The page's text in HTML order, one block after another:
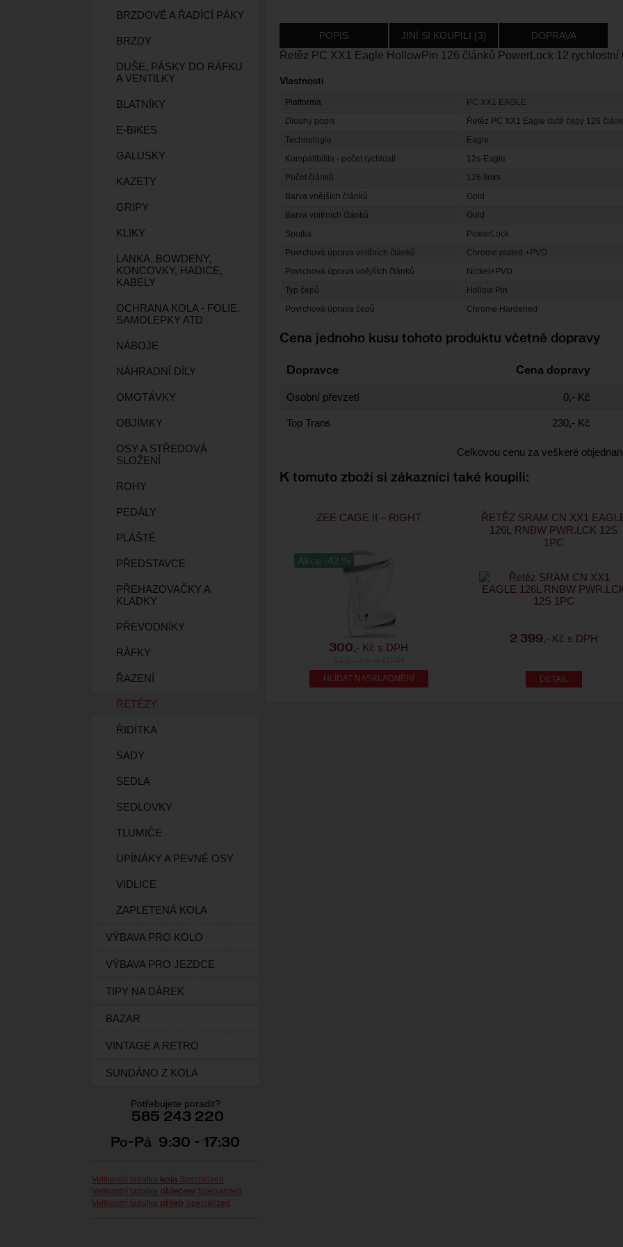
BRZDOVÉ A ŘADÍCÍ PÁKY
BRZDY
DUŠE, PÁSKY DO RÁFKU
A VENTILKY
BLATNÍKY
E-BIKES
GALUSKY
KAZETY
GRIPY
KLIKY
LANKA, BOWDENY,
KONCOVKY, HADICE,
KABELY
OCHRANA KOLA - FOLIE,
SAMOLEPKY ATD
NÁBOJE
NÁHRADNÍ DÍLY
OMOTÁVKY
OBJÍMKY
OSY A STŘEDOVÁ
SLOŽENÍ
ROHY
PEDÁLY
PLÁŠTĚ
PŘEDSTAVCE
PŘEHAZOVAČKY A
KLADKY
PŘEVODNÍKY
RÁFKY
ŘAZENÍ
ŘETĚZY
ŘIDÍTKA
SADY
SEDLA
SEDLOVKY
TLUMIČE
UPÍNÁKY A PEVNÉ OSY
VIDLICE
ZAPLETENÁ KOLA
VÝBAVA PRO KOLO
VÝBAVA PRO JEZDCE
TIPY NA DÁREK
BAZAR
VINTAGE A RETRO
SUNDÁNO Z KOLA
Potřebujete poradit?
585 243 220
Po-Pá 9:30 - 17:30
Velikostní tabulka kola Specialized
Velikostní tabulka oblečení Specialized
Velikostní tabulka přileb Specialized
POPIS JINÍ SI KOUPILI (3) DOPRAVA
Řetěz PC XX1 Eagle HollowPin 126 článků PowerLock 12 rychlostní
Vlastnosti
Platforma
PC XX1 EAGLE
Dlouhý popis
Řetěz PC XX1 Eagle duté čepy 126
Technologie
Eagle
Kompatibilita - počet rychlostí
12s-Eagle
Počet článků
126 links
Barva vnějších článků
Gold
Barva vnitřních článků
Gold
Spojka
PowerLock
Povrchová úprava vnitřních článků
Chrome plated +PVD
Povrchová úprava vnějších článků
Nickel+PVD
Typ čepů
Hollow Pin
Povrchová úprava čepů
Chrome Hardened
Cena jednoho kusu tohoto produktu včetně dopravy
Dopravce Cena dopravy
Osobní převzetí 0,- Kč
Top Trans 230,- Kč
Celkovou cenu za veškeré
K tomuto zboží si zákazníci také koupili:
ZEE CAGE II – RIGHT
Akce -42 %
300,- Kč s DPH
HLÍDAT NASKLADNĚNÍ
ŘETĚZ SRAM CN XX1
126L RNBW PWR.LCK 12S
1PC
2 399,- Kč s DPH